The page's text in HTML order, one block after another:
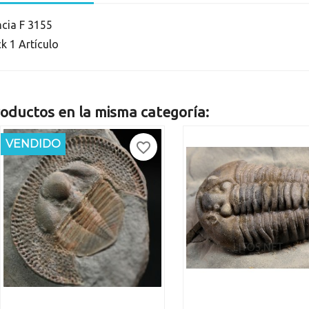
F 3155
1 Artículo
en la misma categoría:
NUEVO
VENDIDO favorite_border